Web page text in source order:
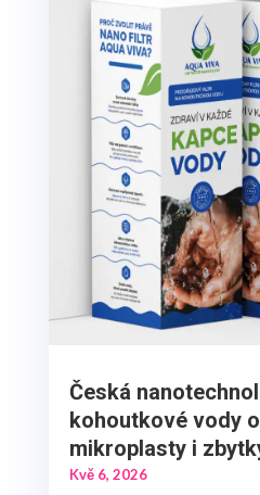
Česká
kohoutkové vody
mikroplasty i
Kvě 6, 2026